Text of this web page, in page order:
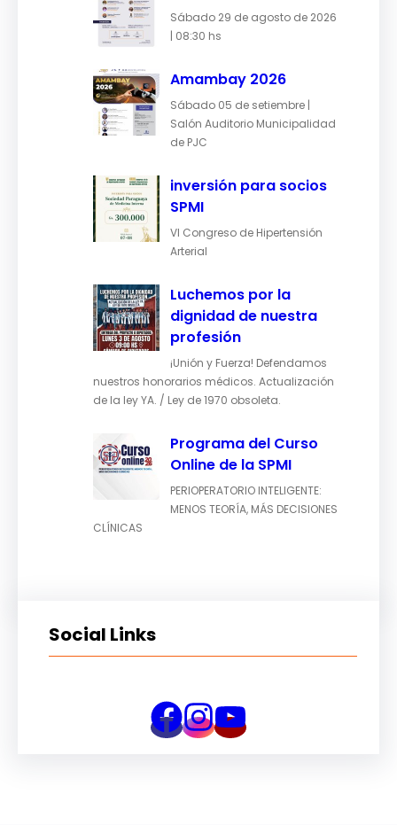
Sábado 29 de agosto de 2026
| 08:30 hs
Amambay 2026
Sábado 05 de setiembre |
Salón Auditorio Municipalidad
de PJC
inversión para socios
SPMI
VI Congreso de Hipertensión
Arterial
Luchemos por la
dignidad de nuestra
profesión
¡Unión y Fuerza! Defendamos
nuestros honorarios médicos. Actualización
de la ley YA. / Ley de 1970 obsoleta.
Programa del Curso
Online de la SPMI
PERIOPERATORIO INTELIGENTE:
MENOS TEORÍA, MÁS DECISIONES
CLÍNICAS
Social Links